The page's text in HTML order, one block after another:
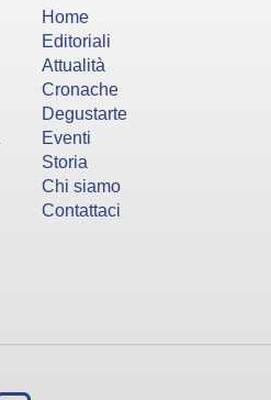
Home
Editoriali
Attualità
Cronache
Degustarte
Eventi
Storia
Chi siamo
Contattaci